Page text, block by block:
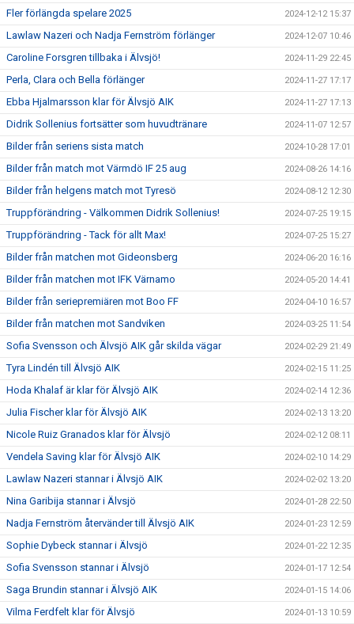
Fler förlängda spelare 2025 2024-12-12 15:37
Lawlaw Nazeri och Nadja Fernström förlänger 2024-12-07 10:46
Caroline Forsgren tillbaka i Älvsjö! 2024-11-29 22:45
Perla, Clara och Bella förlänger 2024-11-27 17:17
Ebba Hjalmarsson klar för Älvsjö AIK 2024-11-27 17:13
Didrik Sollenius fortsätter som huvudtränare 2024-11-07 12:57
Bilder från seriens sista match 2024-10-28 17:01
Bilder från match mot Värmdö IF 25 aug 2024-08-26 14:16
Bilder från helgens match mot Tyresö 2024-08-12 12:30
Truppförändring - Välkommen Didrik Sollenius! 2024-07-25 19:15
Truppförändring - Tack för allt Max! 2024-07-25 15:27
Bilder från matchen mot Gideonsberg 2024-06-20 16:16
Bilder från matchen mot IFK Värnamo 2024-05-20 14:41
Bilder från seriepremiären mot Boo FF 2024-04-10 16:57
Bilder från matchen mot Sandviken 2024-03-25 11:54
Sofia Svensson och Älvsjö AIK går skilda vägar 2024-02-29 21:49
Tyra Lindén till Älvsjö AIK 2024-02-15 11:25
Hoda Khalaf är klar för Älvsjö AIK 2024-02-14 12:36
Julia Fischer klar för Älvsjö AIK 2024-02-13 13:20
Nicole Ruiz Granados klar för Älvsjö 2024-02-12 08:11
Vendela Saving klar för Älvsjö AIK 2024-02-10 14:29
Lawlaw Nazeri stannar i Älvsjö AIK 2024-02-02 13:20
Nina Garibija stannar i Älvsjö 2024-01-28 22:50
Nadja Fernström återvänder till Älvsjö AIK 2024-01-23 12:59
Sophie Dybeck stannar i Älvsjö 2024-01-22 12:35
Sofia Svensson stannar i Älvsjö 2024-01-17 12:54
Saga Brundin stannar i Älvsjö AIK 2024-01-15 14:06
Vilma Ferdfelt klar för Älvsjö 2024-01-13 10:59